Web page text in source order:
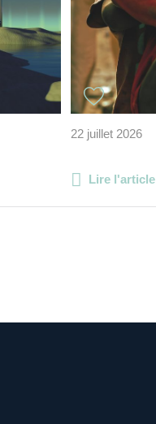
22 juillet 2026
Lire l'article